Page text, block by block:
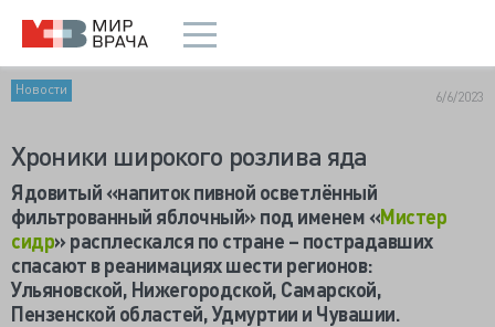
Новости 6/6/2023
Хроники широкого розлива яда
Ядовитый «напиток пивной осветлённый
фильтрованный яблочный» под именем «Мистер
сидр» расплескался по стране – пострадавших
спасают в реанимациях шести регионов:
Ульяновской, Нижегородской, Самарской,
Пензенской областей, Удмуртии и Чувашии.